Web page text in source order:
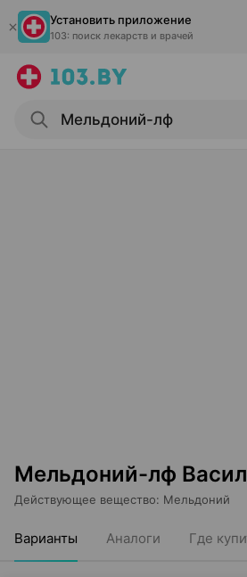
Установить приложение
103: поиск лекарств и врачей
Мельдоний-лф
Действующее вещество: Мельдоний
Варианты Аналоги Где